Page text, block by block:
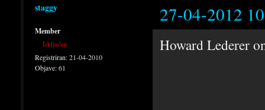
staggy 27-04-2012
Member
Isključen
Registriran:21-04-2010
Objave:61
Howard Lederer